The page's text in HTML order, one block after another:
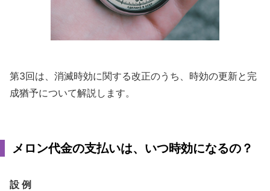
第3回は、消滅時効に関する改正のうち、時効の更新と完
成猶予について解説します。
メロン代金の支払いは、いつ時効になるの？
設 例